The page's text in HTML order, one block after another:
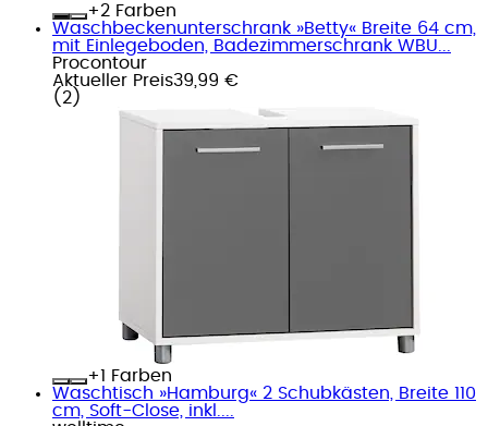
+
Farben
Waschbeckenunterschrank »Betty« Breite 64 cm,
mit Einlegeboden, Badezimmerschrank WBU...
Procontour
Aktueller Preis39,99 €
( 2 )
+
Farben
Waschtisch »Hamburg« 2 Schubkästen, Breite 110
cm, Soft-Close, inkl....